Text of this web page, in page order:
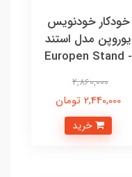
خودکار خودنویس
یوروپن مدل استند
- Europen Stand
2,860,000
2,440,000 تومان